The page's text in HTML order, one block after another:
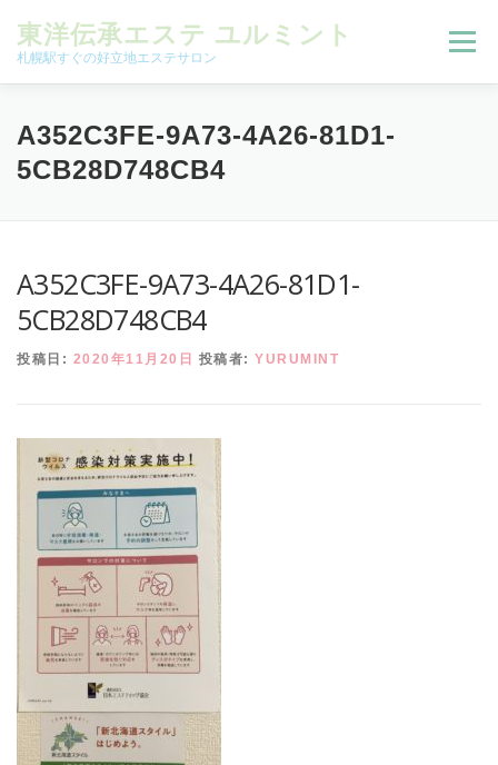
東洋伝承エステ ユルミント
札幌駅すぐの好立地エステサロン
メニュー
初回限定お試しコース（ご新規様限定）
オンラインメニュー アクセス よくある質問
A352C3FE-9A73-4A26-81D1-
5CB28D748CB4
A352C3FE-9A73-4A26-81D1-
5CB28D748CB4
投稿日: 2020年11月20日 投稿者: YURUMINT